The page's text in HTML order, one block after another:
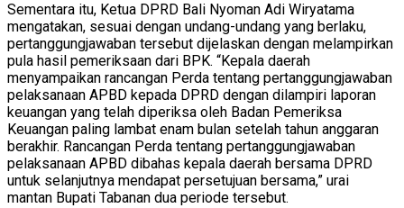
Sementara itu, Ketua DPRD Bali Nyoman Adi Wiryatama
mengatakan, sesuai dengan undang-undang yang berlaku,
pertanggungjawaban tersebut dijelaskan dengan melampirkan
pula hasil pemeriksaan dari BPK. “Kepala daerah
menyampaikan rancangan Perda tentang pertanggungjawaban
pelaksanaan APBD kepada DPRD dengan dilampiri laporan
keuangan yang telah diperiksa oleh Badan Pemeriksa
Keuangan paling lambat enam bulan setelah tahun anggaran
berakhir. Rancangan Perda tentang pertanggungjawaban
pelaksanaan APBD dibahas kepala daerah bersama DPRD
untuk selanjutnya mendapat persetujuan bersama,” urai
mantan Bupati Tabanan dua periode tersebut.